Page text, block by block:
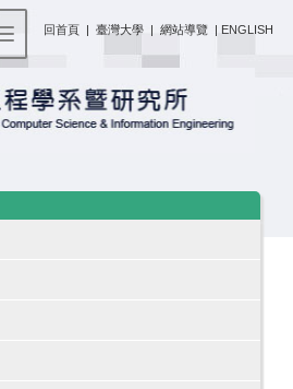
回首頁 | 臺灣大學 | 網站導覽 | ENGLISH
Toggle navigation